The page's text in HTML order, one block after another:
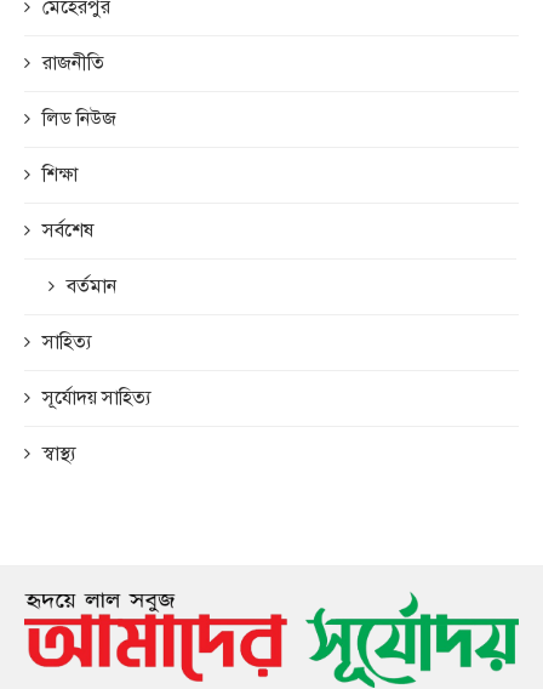
মেহেরপুর
রাজনীতি
লিড নিউজ
শিক্ষা
সর্বশেষ
বর্তমান
সাহিত্য
সূর্যোদয় সাহিত্য
স্বাস্থ্য